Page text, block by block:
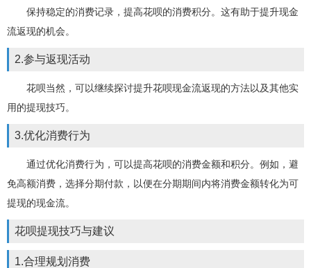
保持稳定的消费记录，提高花呗的消费积分。这有助于提升现金
流返现的机会。
2.参与返现活动
花呗当然，可以继续探讨提升花呗现金流返现的方法以及其他实
用的提现技巧。
3.优化消费行为
通过优化消费行为，可以提高花呗的消费金额和积分。例如，避
免高额消费，选择分期付款，以便在分期期间内将消费金额转化为可
提现的现金流。
花呗提现技巧与建议
1.合理规划消费